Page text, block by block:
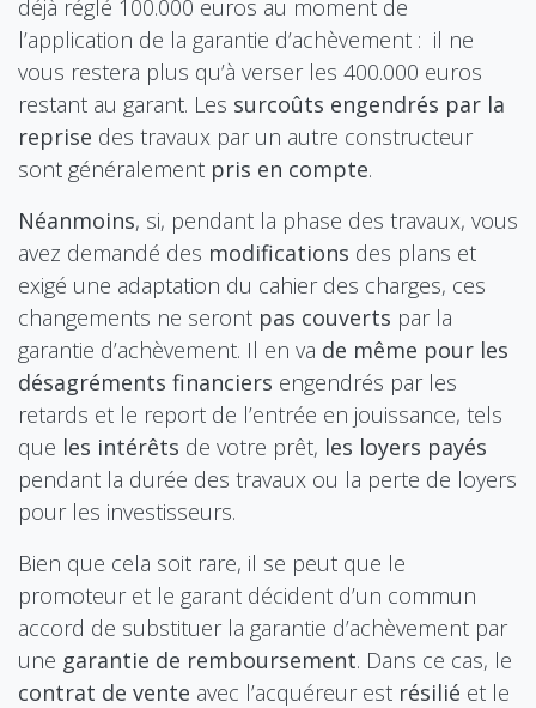
déjà réglé 100.000 euros au moment de
l’application de la garantie d’achèvement : il ne
vous restera plus qu’à verser les 400.000 euros
restant au garant. Les surcoûts engendrés par la
reprise des travaux par un autre constructeur
sont généralement pris en compte.
Néanmoins, si, pendant la phase des travaux, vous
avez demandé des modifications des plans et
exigé une adaptation du cahier des charges, ces
changements ne seront pas couverts par la
garantie d’achèvement. Il en va de même pour les
désagréments financiers engendrés par les
retards et le report de l’entrée en jouissance, tels
que les intérêts de votre prêt, les loyers payés
pendant la durée des travaux ou la perte de loyers
pour les investisseurs.
Bien que cela soit rare, il se peut que le
promoteur et le garant décident d’un commun
accord de substituer la garantie d’achèvement par
une garantie de remboursement. Dans ce cas, le
contrat de vente avec l’acquéreur est résilié et le